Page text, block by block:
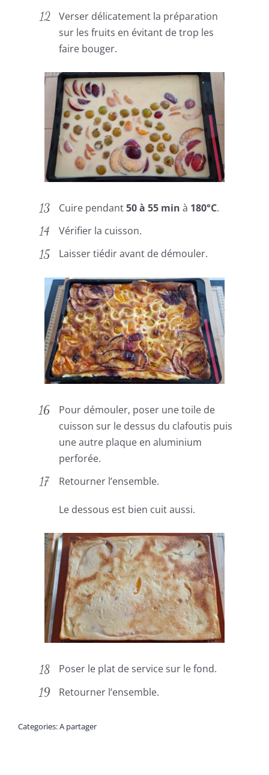
Verser délicatement la préparation
sur les fruits en évitant de trop les
faire bouger.
Cuire pendant50 à 55 min à 180°C.
Vérifier la cuisson.
Laisser tiédir avant de démouler.
Pour démouler, poser une toile de
cuisson sur le dessus du clafoutis puis
une autre plaque en aluminium
perforée.
Retourner l’ensemble.
Le dessous est bien cuit aussi.
Poser le plat de service sur le fond.
Retourner l’ensemble.
Categories:A partager